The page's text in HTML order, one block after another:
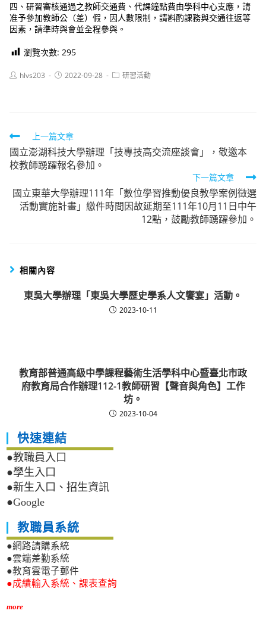
四、研習審核通過之教師交通費、代課鐘點費由學科中心支應，請
准予參加教師公（差）假，因人數限制，請斟酌課務與交通往返等
因素，請準時與會並全程參與。
瀏覽次數: 295
Posthlvs203
Post2022-09-28
Post研習活動
Read
more
articles
上一篇文章
國立澎湖科技大學辦理「技專技高交流座談會」，敬邀本
校教師踴躍報名參加。
下一篇文章
國立東華大學辦理111年「數位學習推動優良教學案例徵選
活動實施計畫」繳件時間因故延期至111年10月11日中午
12點，鼓勵教師踴躍參加。
相關內容
東吳大學辦理「東吳大學歷史學系人文饗宴」活動。
2023-10-11
教育部普通高級中學課程藝術生活學科中心暨臺北市政
府教育局合作辦理112-1教師研習【聲音與角色】工作
坊。
2023-10-04
快速連結
●教職員入口
●學生入口
●新生入口、招生資訊
●Google
教職員系統
●網路請購系統
●雲端差勤系統
●教育雲電子郵件
●成績輸入系統、課表查詢
more